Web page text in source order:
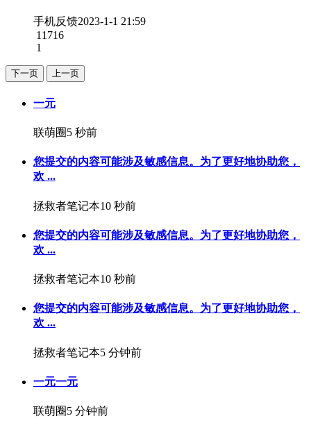
手机反馈2023-1-1 21:59
11716
1
下一页 上一页
一元
联萌圈5 秒前
您提交的内容可能涉及敏感信息。为了更好地协助您，
欢 ...
拯救者笔记本10 秒前
您提交的内容可能涉及敏感信息。为了更好地协助您，
欢 ...
拯救者笔记本10 秒前
您提交的内容可能涉及敏感信息。为了更好地协助您，
欢 ...
拯救者笔记本5 分钟前
一元一元
联萌圈5 分钟前